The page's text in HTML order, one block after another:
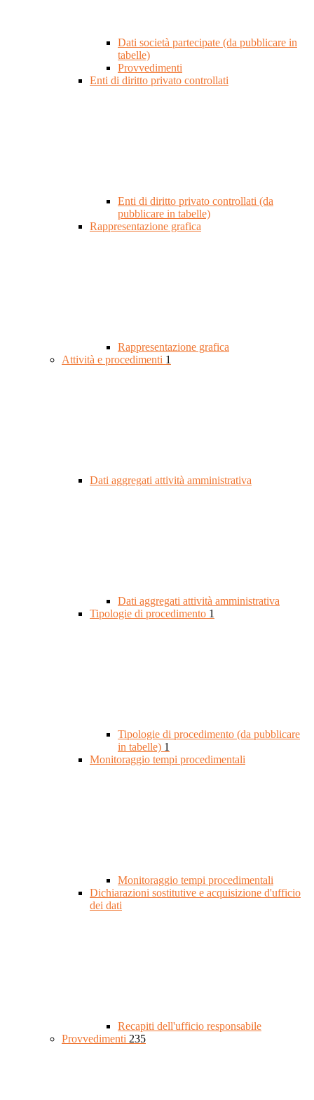
Dati società partecipate (da pubblicare in
tabelle)
Provvedimenti
Enti di diritto privato controllati
Enti di diritto privato controllati (da
pubblicare in tabelle)
Rappresentazione grafica
Rappresentazione grafica
Attività e procedimenti 1
Dati aggregati attività amministrativa
Dati aggregati attività amministrativa
Tipologie di procedimento 1
Tipologie di procedimento (da pubblicare
in tabelle) 1
Monitoraggio tempi procedimentali
Monitoraggio tempi procedimentali
Dichiarazioni sostitutive e acquisizione d'ufficio
dei dati
Recapiti dell'ufficio responsabile
Provvedimenti 235